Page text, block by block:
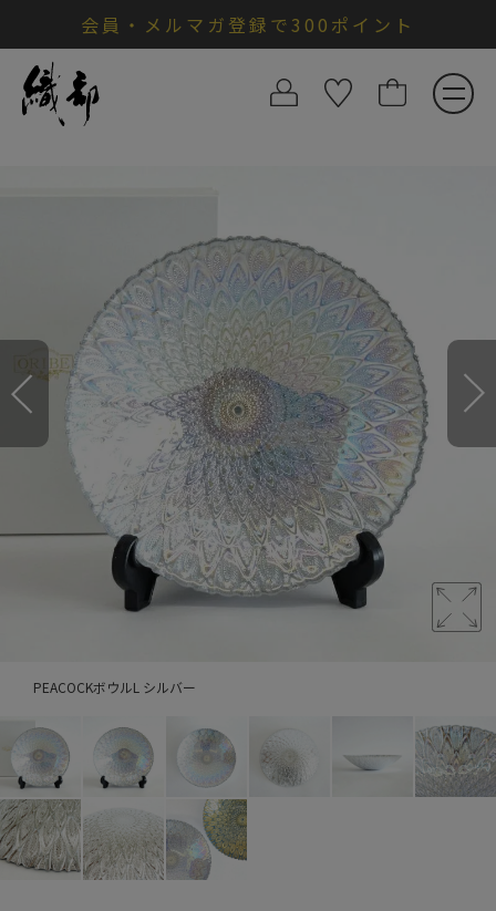
会員・メルマガ登録で300ポイント
PEACOCKボウルL シルバー